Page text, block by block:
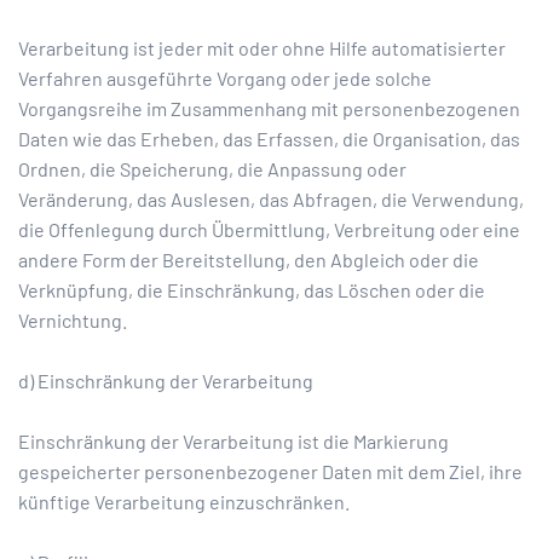
Verarbeitung ist jeder mit oder ohne Hilfe automatisierter
Verfahren ausgeführte Vorgang oder jede solche
Vorgangsreihe im Zusammenhang mit personenbezogenen
Daten wie das Erheben, das Erfassen, die Organisation, das
Ordnen, die Speicherung, die Anpassung oder
Veränderung, das Auslesen, das Abfragen, die Verwendung,
die Offenlegung durch Übermittlung, Verbreitung oder eine
andere Form der Bereitstellung, den Abgleich oder die
Verknüpfung, die Einschränkung, das Löschen oder die
Vernichtung.
d) Einschränkung der Verarbeitung
Einschränkung der Verarbeitung ist die Markierung
gespeicherter personenbezogener Daten mit dem Ziel, ihre
künftige Verarbeitung einzuschränken.